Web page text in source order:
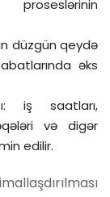
düzgün qeydə
əks
iş saatları,
və digər
edilir.